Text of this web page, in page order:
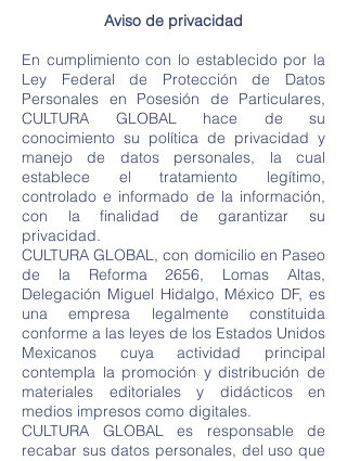
Aviso de privacidad
En cumplimiento con lo establecido por la
Ley Federal de Protección de Datos
Personales en Posesión de Particulares,
CULTURA GLOBAL hace de su
conocimiento su política de privacidad y
manejo de datos personales, la cual
establece el tratamiento legítimo,
controlado e informado de la información,
con la finalidad de garantizar su
privacidad.
CULTURA GLOBAL, con domicilio en Paseo
de la Reforma 2656, Lomas Altas,
Delegación Miguel Hidalgo, México DF, es
una empresa legalmente constituida
conforme a las leyes de los Estados Unidos
Mexicanos cuya actividad principal
contempla la promoción y distribución de
materiales editoriales y didácticos en
medios impresos como digitales.
CULTURA GLOBAL es responsable de
recabar sus datos personales, del uso que